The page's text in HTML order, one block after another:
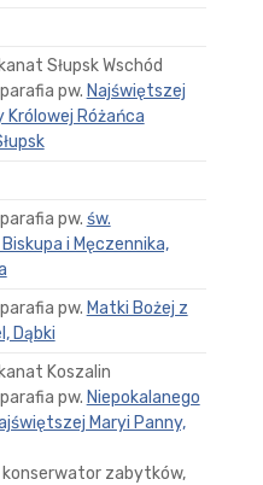
Słupsk Wschód
pw. Najświętszej
Królowej Różańca
pw. św.
i Męczennika,
pw. Matki Bożej z
Dąbki
Koszalin
pw. Niepokalanego
Maryi Panny,
zabytków,